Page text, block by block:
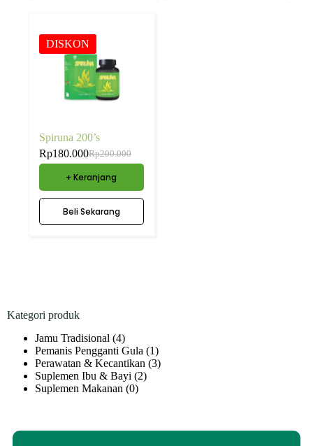
DISKON
Spiruna 200’s
Rp200.000
Rp180.000
+ Keranjang
Beli Sekarang
Kategori produk
Jamu Tradisional (4)
Pemanis Pengganti Gula (1)
Perawatan & Kecantikan (3)
Suplemen Ibu & Bayi (2)
Suplemen Makanan (0)